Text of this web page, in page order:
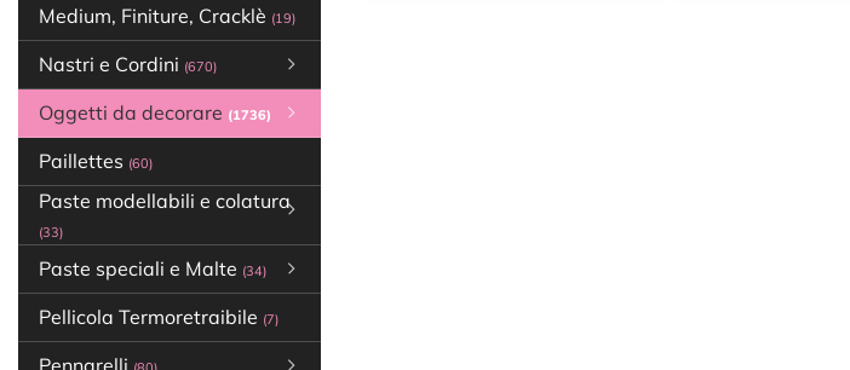
Medium, Finiture, Cracklè (19)
Nastri e Cordini (670)
Oggetti da decorare (1736)
Paillettes (60)
Paste modellabili e colatura
(33)
Paste speciali e Malte (34)
Pellicola Termoretraibile (7)
Pennarelli